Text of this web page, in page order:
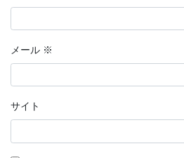
メール ※
サイト